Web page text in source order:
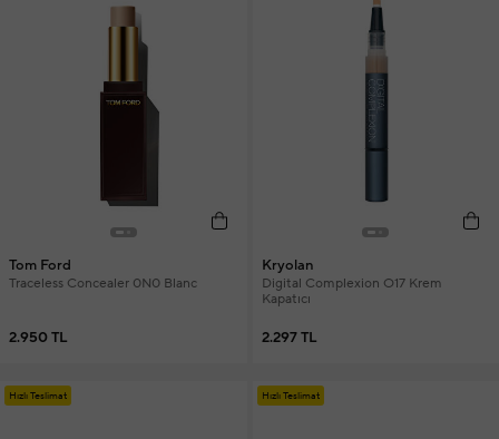
Tom Ford
Traceless Concealer 0N0 Blanc
2.950 TL
Kryolan
Digital Complexion O17 Krem
Kapatıcı
2.297 TL
Hızlı Teslimat Hızlı Teslimat